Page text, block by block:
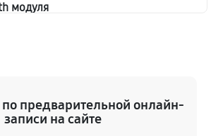
модуля
LG FJ3
предварительной онлайн-
записи на сайте